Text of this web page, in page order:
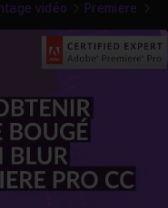
vidéo Premiere